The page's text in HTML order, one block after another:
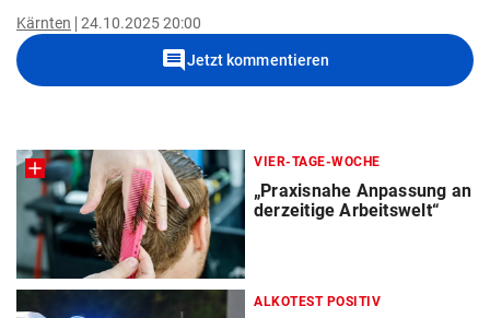
Kärnten 24.10.2025 20:00
commentJetzt kommentieren
VIER-TAGE-WOCHE
„Praxisnahe Anpassung an
derzeitige Arbeitswelt“
ALKOTEST POSITIV